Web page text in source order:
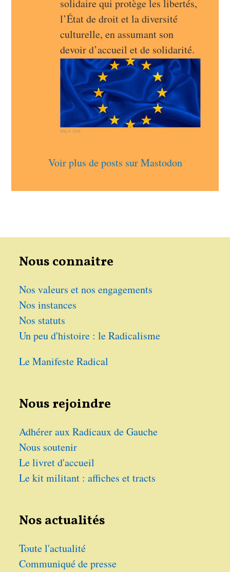
solidaire qui protège les libertés,
l’État de droit et la diversité
culturelle, en assumant son
devoir d’accueil et de solidarité.
May 9, 2026
Voir plus de posts sur Mastodon
Nous connaitre
Nos valeurs et nos engagements
Nos instances
Nos statuts
Un peu d'histoire : le Radicalisme
Le Manifeste Radical
Nous rejoindre
Adhérer aux Radicaux de Gauche
Nous soutenir
Le livret d'accueil
Le kit militant : affiches et tracts
Nos actualités
Toute l'actualité
Communiqué de presse